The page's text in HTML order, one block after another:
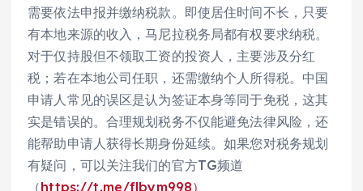
需要依法申报并缴纳税款。即使居住时间不长，只要
有本地来源的收入，马尼拉税务局都有权要求纳税。
对于仅持股但不领取工资的投资人，主要涉及分红
税；若在本地公司任职，还需缴纳个人所得税。中国
申请人常见的误区是认为签证本身等同于免税，这其
实是错误的。合理规划税务不仅能避免法律风险，还
能帮助申请人获得长期身份延续。如果您对税务规划
有疑问，可以关注我们的官方TG频道
（https://t.me/flbym998）